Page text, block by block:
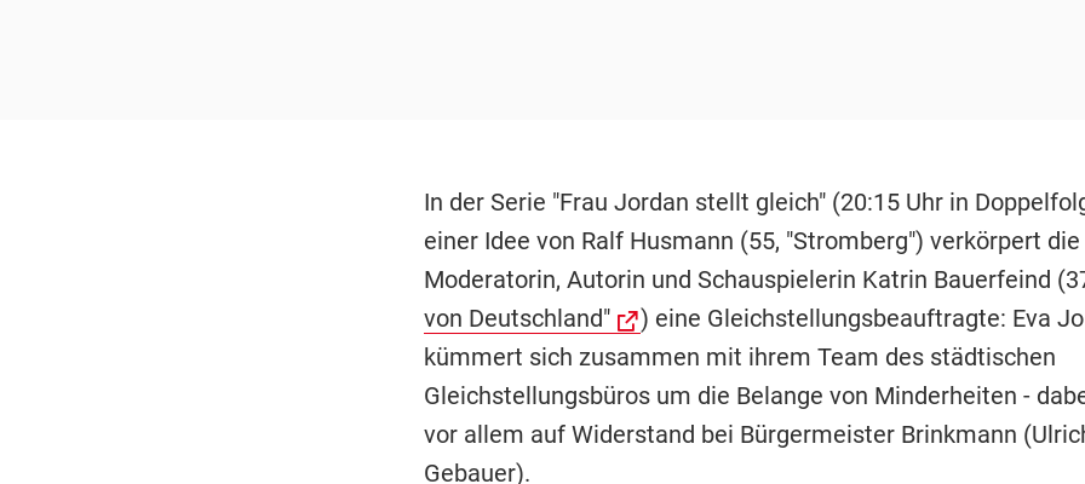
In der Serie "Frau Jordan stellt gleich" (20:15 Uhr in
einer Idee von Ralf Husmann (55, "Stromberg") verkörpert die
Moderatorin, Autorin und Schauspielerin Katrin Bauerfeind
von Deutschland"
) eine Gleichstellungsbeauftragte: Eva
kümmert sich zusammen mit ihrem Team des städtischen
Gleichstellungsbüros um die Belange von Minderheiten -
vor allem auf Widerstand bei Bürgermeister Brinkmann
Gebauer).